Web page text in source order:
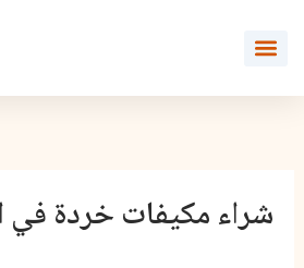
شراء مكيفات خردة في